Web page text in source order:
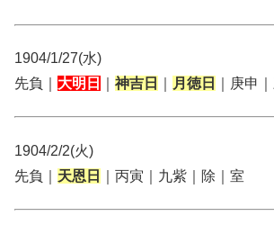
1904/1/27(水)
先負｜ 大明日 神吉日 月徳日 ｜庚申
1904/2/2(火)
先負｜ 天恩日 ｜丙寅｜九紫｜除｜室